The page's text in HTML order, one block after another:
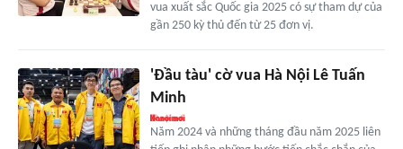
vua xuất sắc Quốc gia 2025 có sự tham dự của
gần 250 kỳ thủ đến từ 25 đơn vị.
'Đầu tàu' cờ vua Hà Nội Lê Tuấn
Minh
Năm 2024 và những tháng đầu năm 2025 liên